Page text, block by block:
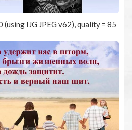
(using IJG JPEG v62), quality = 85